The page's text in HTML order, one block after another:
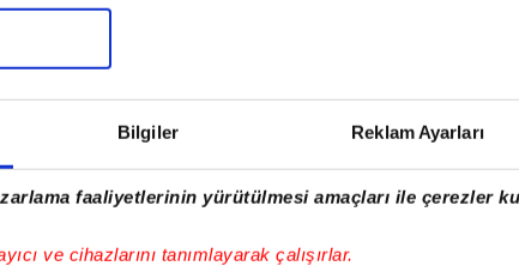
Bilgiler Reklam Ayarları
faaliyetlerinin yürütülmesi amaçları ile çerezler
ve cihazlarını tanımlayarak çalışırlar.
görevden alındı.